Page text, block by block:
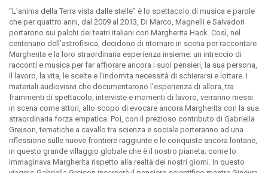
“L’anima della Terra vista dalle stelle” è lo spettacolo di musica e parole
che per quattro anni, dal 2009 al 2013, Di Marco, Magnelli e Salvadori
portarono sui palchi dei teatri italiani con Margherita Hack. Così, nel
centenario dell’astrofisica, decidono di ritornare in scena per raccontare
Margherita e la loro straordinaria esperienza insieme: un intreccio di
racconti e musica per far affiorare ancora i suoi pensieri, la sua persona,
il lavoro, la vita, le scelte e l’indomita necessità di schierarsi e lottare. I
materiali audiovisivi che documentarono l’esperienza di allora, tra
frammenti di spettacolo, interviste e momenti di lavoro, verranno messi
in scena come attori, allo scopo di evocare ancora Margherita con la sua
straordinaria forza empatica. Poi, con il prezioso contributo di Gabriella
Greison, tematiche a cavallo tra scienza e sociale porteranno ad una
riflessione sulle nuove frontiere raggiunte e le conquiste ancora lontane,
in questo grande villaggio globale che è il nostro pianeta; come lo
immaginava Margherita rispetto alla realtà dei nostri giorni. In questo